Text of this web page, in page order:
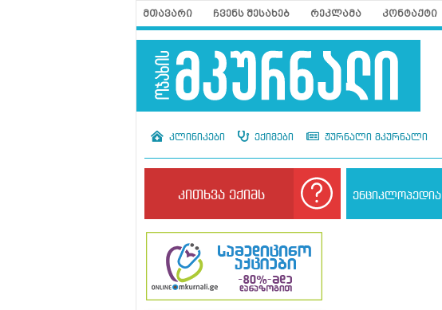
მთავარი ჩვენს შესახებ რეკლამა კონტაქტი
კლინიკები ექიმები ჟურნალი მკურნალი
კითხვა ექიმს ენციკლოპედია